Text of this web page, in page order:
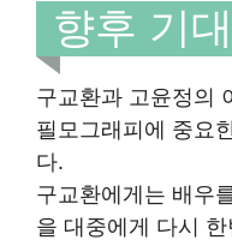
향후 기
구교환과 고윤정의
필모그래피에 중요
다.
구교환에게는 배우
을 대중에게 다시